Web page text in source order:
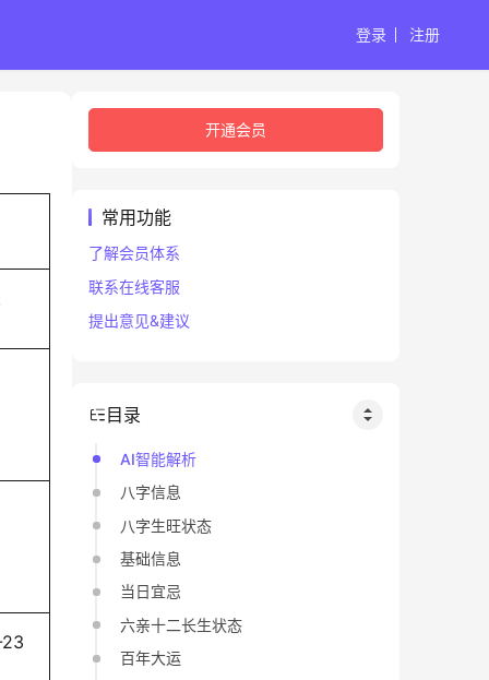
登录 注册
开通会员
常用功能
了解会员体系
联系在线客服
提出意见&建议
目录
AI智能解析
八字信息
八字生旺状态
基础信息
当日宜忌
六亲十二长生状态
百年大运